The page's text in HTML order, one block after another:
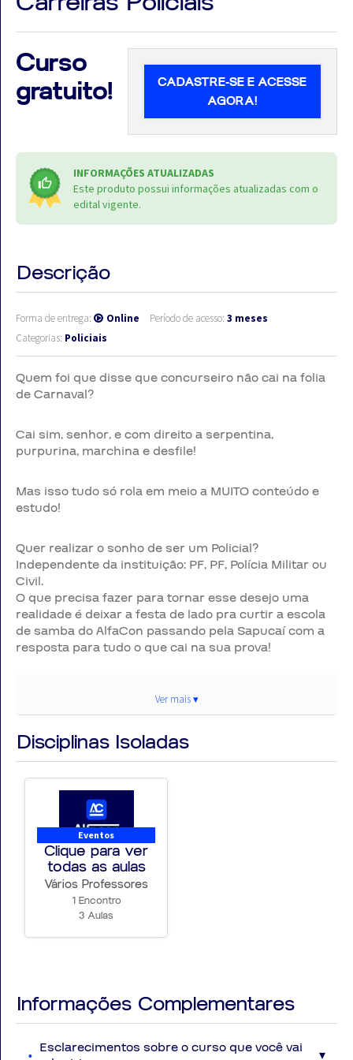
Aprovados
Aulas
VIVO
Curso
gratuito!
CADASTRE-SE E ACESSE
AGORA!
INFORMAÇÕES ATUALIZADAS
Este produto possui informações atualizadas com o
edital vigente.
Descrição
Forma de entrega: Online Período de acesso: 3 meses
Categorias: Policiais
Quem foi que disse que concurseiro não cai na folia
de Carnaval?
Cai sim, senhor, e com direito a serpentina,
purpurina, marchina e desfile!
Mas isso tudo só rola em meio a MUITO conteúdo e
estudo!
Quer realizar o sonho de ser um Policial?
Independente da instituição: PF, PF, Polícia Militar ou
Civil.
O que precisa fazer para tornar esse desejo uma
realidade é deixar a festa de lado pra curtir a escola
de samba do AlfaCon passando pela Sapucaí com a
resposta para tudo o que cai na sua prova!
Ver mais ▾
Disciplinas Isoladas
Eventos
Clique para ver
todas as aulas
Vários Professores
1 Encontro
3 Aulas
Informações Complementares
Esclarecimentos sobre o curso que você vai